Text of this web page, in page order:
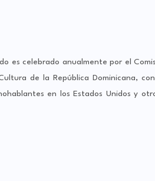
es celebrado anualmente por el
de la República Dominicana,
en los Estados Unidos y